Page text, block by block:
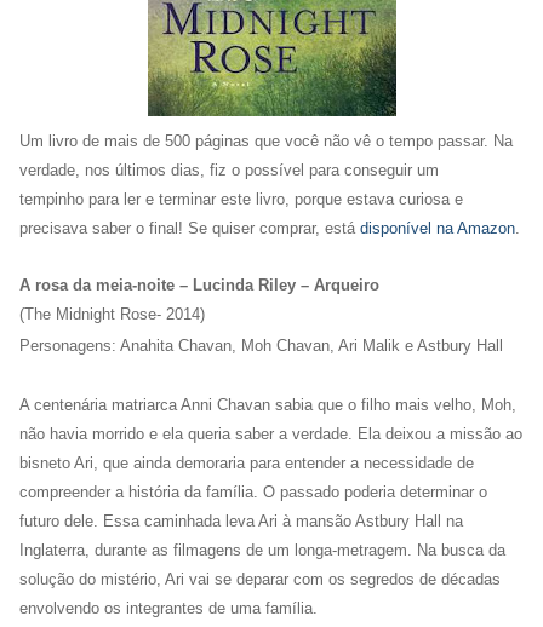
Um livro de mais de 500 páginas que você não vê o tempo passar. Na
verdade, nos últimos dias, fiz o possível para conseguir um
tempinho para ler e terminar este livro, porque estava curiosa e
precisava saber o final! Se quiser comprar, está disponível na Amazon.
A rosa da meia-noite – Lucinda Riley – Arqueiro
(The Midnight Rose- 2014)
Personagens: Anahita Chavan, Moh Chavan, Ari Malik e Astbury Hall
A centenária matriarca Anni Chavan sabia que o filho mais velho, Moh,
não havia morrido e ela queria saber a verdade. Ela deixou a missão ao
bisneto Ari, que ainda demoraria para entender a necessidade de
compreender a história da família. O passado poderia determinar o
futuro dele. Essa caminhada leva Ari à mansão Astbury Hall na
Inglaterra, durante as filmagens de um longa-metragem. Na busca da
solução do mistério, Ari vai se deparar com os segredos de décadas
envolvendo os integrantes de uma família.